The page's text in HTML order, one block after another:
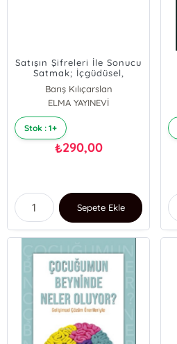
Satışın Şifreleri İle Sonucu
Satmak; İçgüdüsel,
Mantıksal ve Duygusal
İknanın 12 Şifresi
Barış Kılıçarslan
ELMA YAYINEVİ
Stok : 1+
₺290,00
Sepete Ekle